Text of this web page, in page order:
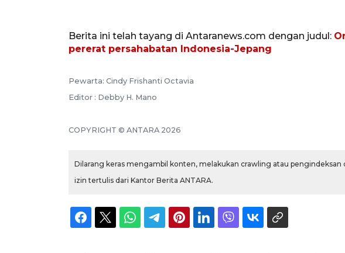
Berita ini telah tayang di Antaranews.com dengan judul:
pererat persahabatan Indonesia-Jepang
Pewarta: Cindy Frishanti Octavia
Editor : Debby H. Mano
COPYRIGHT © ANTARA 2026
Dilarang keras mengambil konten, melakukan crawling atau pengindeksan
izin tertulis dari Kantor Berita ANTARA.